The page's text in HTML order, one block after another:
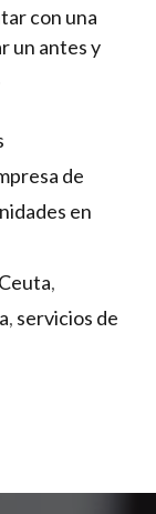
con una
un antes y
de
en
,
, servicios de